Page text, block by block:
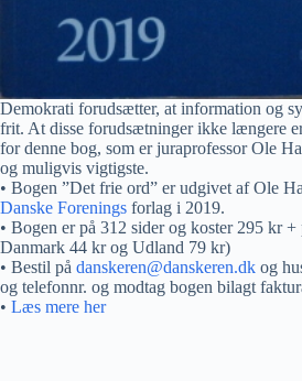
Demokrati forudsætter, at information og
frit. At disse forudsætninger ikke længere
for denne bog, som er juraprofessor Ole
og muligvis vigtigste.
• Bogen ”Det frie ord” er udgivet af Ole
Danske Forenings forlag i 2019.
• Bogen er på 312 sider og koster 295 kr
Danmark 44 kr og Udland 79 kr)
• Bestil på danskeren@danskeren.dk og
og telefonnr. og modtag bogen bilagt
• Læs mere her